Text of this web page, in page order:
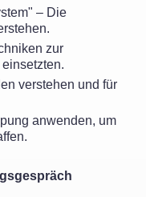
– Die
zur
verstehen und für
anwenden, um